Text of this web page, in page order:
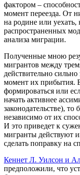
фактором –
момент переезда. От
на родине или уехать,
распространенных
анализа миграции.
Полученные мною
мигрантов между
действительно
момент их прибытия.
формироваться или
начать активнее
законодательстве),
независимо от их
И это приведет к
мигранты действуют
сделать поправку на
Кеннет Л. Уилсон и
предположили, что